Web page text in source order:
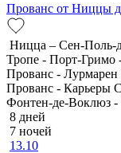
Прованс от Ниццы
Ницца – Сен-Поль-
Тропе - Порт-Гримо
Прованс -
Прованс - Карьеры
Фонтен-де-Воклюз
8 дней
7 ночей
13.10